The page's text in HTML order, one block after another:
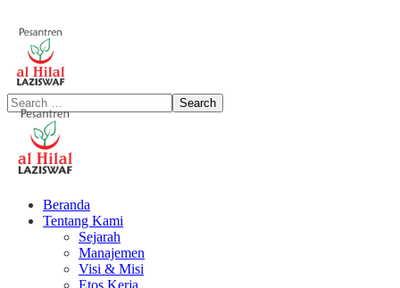
Beranda
Tentang Kami
Sejarah
Manajemen
Visi & Misi
Etos Kerja